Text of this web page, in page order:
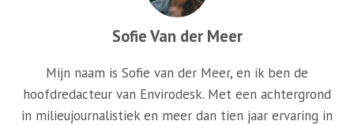
Sofie Van der Meer
Mijn naam is Sofie van der Meer, en ik ben de
hoofdredacteur van Envirodesk. Met een achtergrond
in milieujournalistiek en meer dan tien jaar ervaring in